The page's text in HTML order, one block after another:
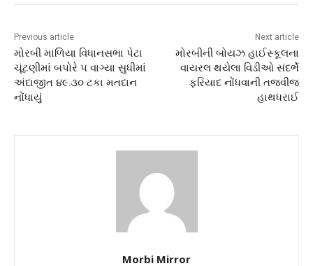
Previous article
મોરબી માળિયા વિધાનસભા પેટા
ચૂંટણીમાં બપોરે ૫ વાગ્યા સુધીમાં
અંદાજીત ૪૯.૩૦ ટકા મતદાન
નોંધાયું
Next article
મોરબીની બોયઝ હાઈસ્કૂલના
વાયરલ થયેલા વિડીઓ સંદર્ભે
ફરિયાદ નોંધવાની તજવીજ
હાથધરાઈ
Morbi Mirror